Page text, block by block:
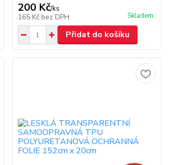
200 Kč/ks
165 Kč bez DPH Skladem
Přidat do košíku